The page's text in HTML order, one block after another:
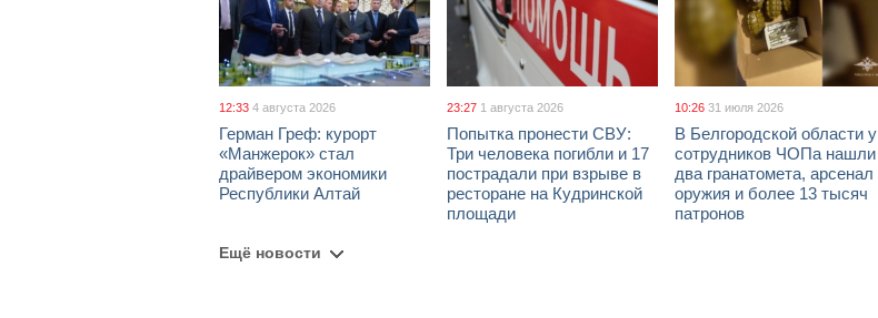
12:33 4 августа 2026
Герман Греф: курорт
«Манжерок» стал
драйвером экономики
Республики Алтай
23:27 1 августа 2026
Попытка пронести СВУ:
Три человека погибли и 17
пострадали при взрыве в
ресторане на Кудринской
площади
10:26 31 июля 2026
В Белгородской области у
сотрудников ЧОПа нашли
два гранатомета, арсенал
оружия и более 13 тысяч
патронов
Ещё новости